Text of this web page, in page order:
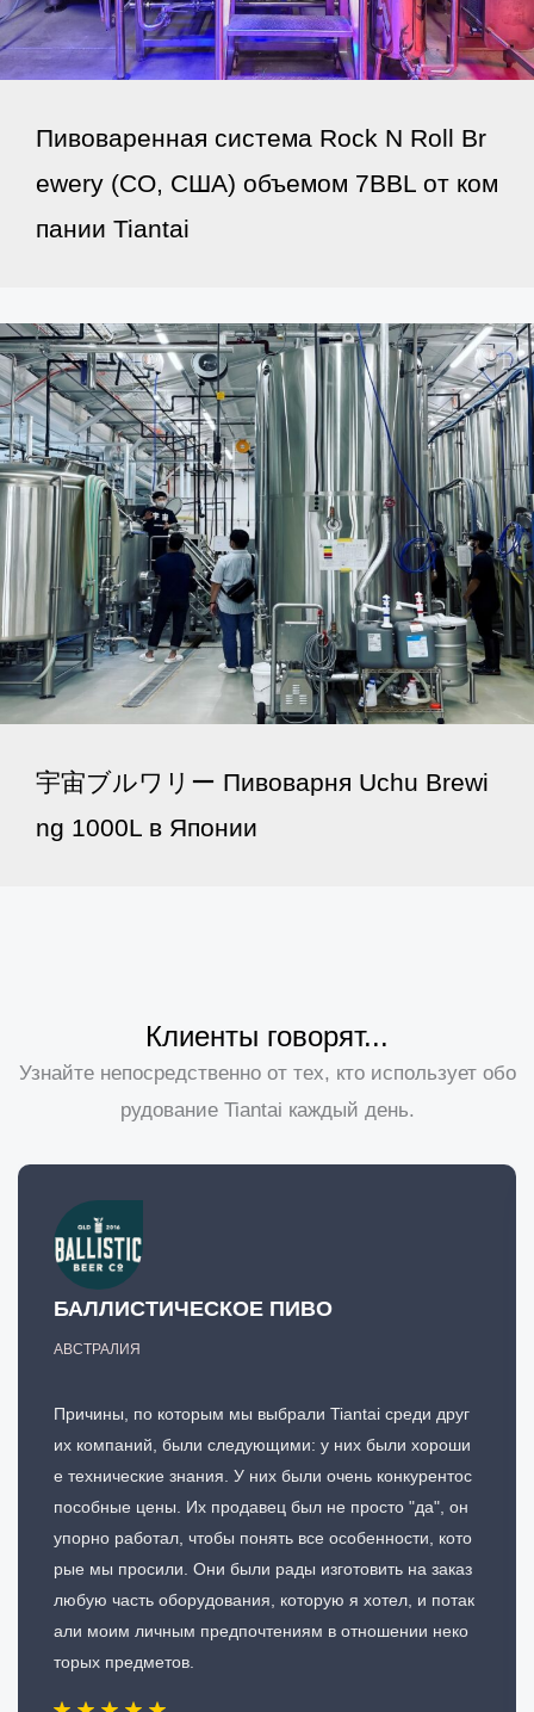
Пивоваренная система Rock N Roll Br
ewery (CO, США) объемом 7BBL от ком
пании Tiantai
宇宙ブルワリー Пивоварня Uchu Brewi
ng 1000L в Японии
Клиенты говорят...
Узнайте непосредственно от тех, кто использует обо
рудование Tiantai каждый день.
БАЛЛИСТИЧЕСКОЕ ПИВО
АВСТРАЛИЯ
Причины, по которым мы выбрали Tiantai среди друг
их компаний, были следующими: у них были хороши
е технические знания. У них были очень конкурентос
пособные цены. Их продавец был не просто "да", он
упорно работал, чтобы понять все особенности, кото
рые мы просили. Они были рады изготовить на заказ
любую часть оборудования, которую я хотел, и потак
али моим личным предпочтениям в отношении неко
торых предметов.